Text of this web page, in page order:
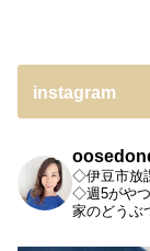
instagram
◇伊豆市放
◇週5がや
家のどう